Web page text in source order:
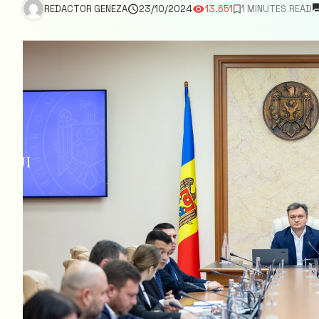
REDACTOR GENEZA 23/10/2024 13.651 1 MINUTES READ